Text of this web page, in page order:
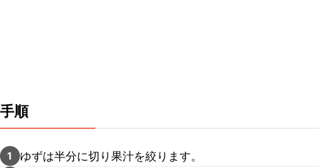
手順
1 ゆずは半分に切り果汁を絞ります。